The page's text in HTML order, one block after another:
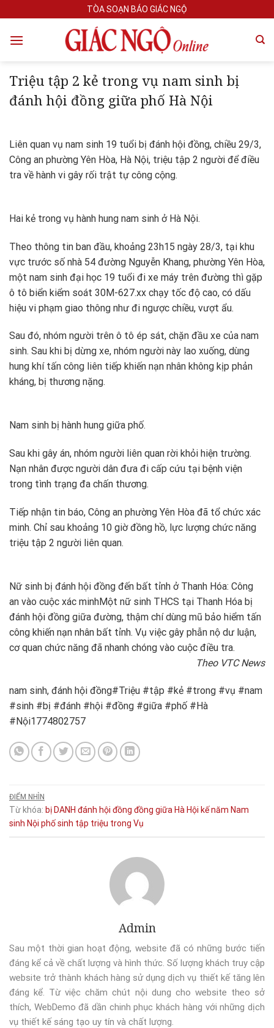
to
content
TÒA SOẠN BÁO GIÁC NGỘ
Triệu tập 2 kẻ trong vụ nam sinh bị
đánh hội đồng giữa phố Hà Nội
Liên quan vụ nam sinh 19 tuổi bị đánh hội đồng, chiều 29/3,
Công an phường Yên Hòa, Hà Nội, triệu tập 2 người để điều
tra về hành vi gây rối trật tự công cộng.
Hai kẻ trong vụ hành hung nam sinh ở Hà Nội.
Theo thông tin ban đầu, khoảng 23h15 ngày 28/3, tại khu
vực trước số nhà 54 đường Nguyễn Khang, phường Yên Hòa,
một nam sinh đại học 19 tuổi đi xe máy trên đường thì gặp
ô tô biển kiểm soát 30M-627.xx chạy tốc độ cao, có dấu
hiệu vi phạm giao thông như đi ngược chiều, vượt ẩu.
Sau đó, nhóm người trên ô tô ép sát, chặn đầu xe của nam
sinh. Sau khi bị dừng xe, nhóm người này lao xuống, dùng
hung khí tấn công liên tiếp khiến nạn nhân không kịp phản
kháng, bị thương nặng.
Nam sinh bị hành hung giữa phố.
Sau khi gây án, nhóm người liên quan rời khỏi hiện trường.
Nạn nhân được người dân đưa đi cấp cứu tại bệnh viện
trong tình trạng đa chấn thương.
Tiếp nhận tin báo, Công an phường Yên Hòa đã tổ chức xác
minh. Chỉ sau khoảng 10 giờ đồng hồ, lực lượng chức năng
triệu tập 2 người liên quan.
Nữ sinh bị đánh hội đồng đến bất tỉnh ở Thanh Hóa: Công
an vào cuộc xác minhMột nữ sinh THCS tại Thanh Hóa bị
đánh hội đồng giữa đường, thậm chí dùng mũ bảo hiểm tấn
công khiến nạn nhân bất tỉnh. Vụ việc gây phẫn nộ dư luận,
cơ quan chức năng đã nhanh chóng vào cuộc điều tra.
Theo VTC News
nam sinh, đánh hội đồng#Triệu #tập #kẻ #trong #vụ #nam
#sinh #bị #đánh #hội #đồng #giữa #phố #Hà
#Nội1774802757
ĐIỂM NHÌN
Từ khóa: bị DANH đánh hội đồng đồng giữa Hà Hội kếnăm Nam
sinh Nội phốsinh tập triệu trong Vụ
Admin
Sau một thời gian hoạt động, website đã có những bước tiến
đáng kể cả về chất lượng và hình thức. Số lượng khách truy cập
website trở thành khách hàng sử dụng dịch vụ thiết kế tăng lên
đáng kể. Từ việc chăm chút nội dung cho website theo sở
thích, WebDemo đã dần chinh phục khách hàng với những dịch
vụ thiết kế sáng tạo uy tín và chất lượng.